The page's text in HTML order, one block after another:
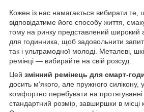
Кожен із нас намагається вибирати
відповідатиме його способу життя,
тому на ринку представлений широкий
для годинника, щоб задовольнити
так і ультрамодної молоді. Металеві,
ремінці — вибирайте на свій розсуд.
Цей змінний ремінець для смарт-
досить м'якого, але пружного силікону,
комфортно перебувати на
стандартний розмір, завширшки в місці